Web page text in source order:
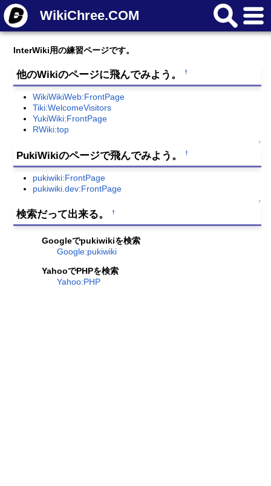
WikiChree.COM
InterWiki用の練習ページです。
他のWikiのページに飛んでみよう。 †
WikiWikiWeb:FrontPage
Tiki:WelcomeVisitors
YukiWiki:FrontPage
RWiki:top
↑
PukiWikiのページで飛んでみよう。 †
pukiwiki:FrontPage
pukiwiki.dev:FrontPage
↑
検索だって出来る。 †
Googleでpukiwikiを検索
Google:pukiwiki
YahooでPHPを検索
Yahoo:PHP